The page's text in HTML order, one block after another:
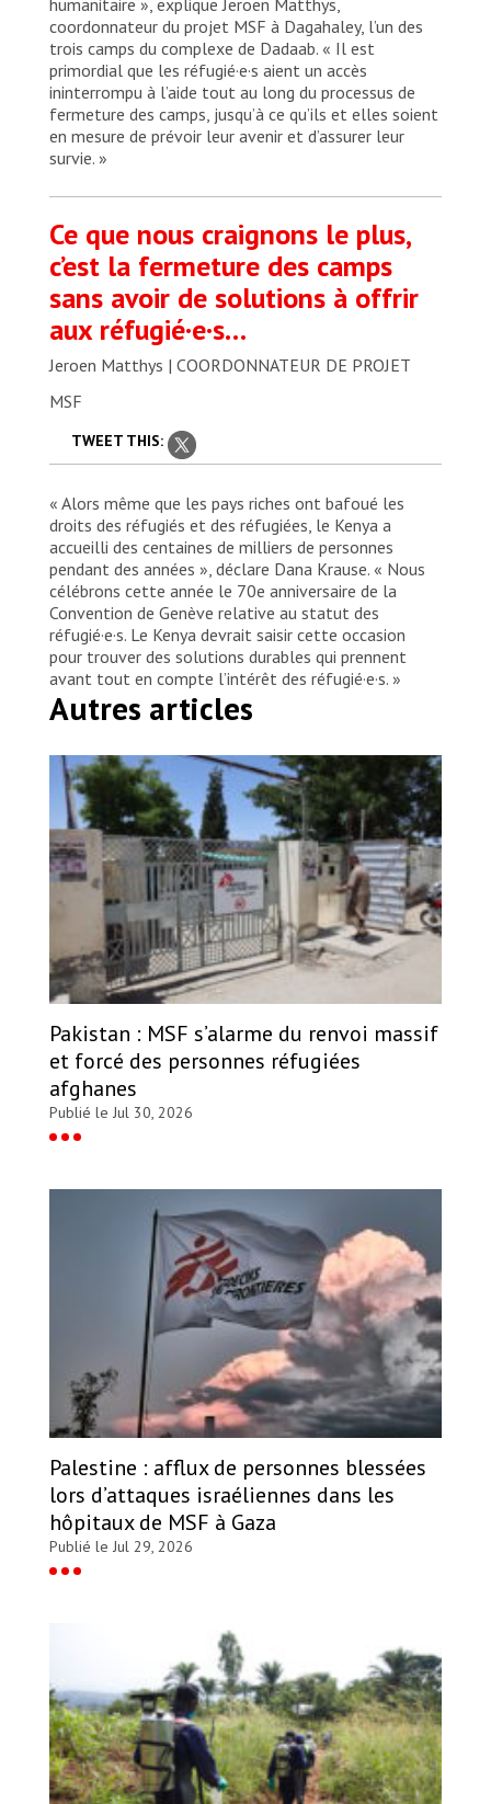
humanitaire », explique Jeroen Matthys,
coordonnateur du projet MSF à Dagahaley, l’un des
trois camps du complexe de Dadaab. « Il est
primordial que les réfugié·e·s aient un accès
ininterrompu à l’aide tout au long du processus de
fermeture des camps, jusqu’à ce qu’ils et elles soient
en mesure de prévoir leur avenir et d’assurer leur
survie. »
Ce que nous craignons le plus,
c’est la fermeture des camps
sans avoir de solutions à offrir
aux réfugié·e·s…
Jeroen Matthys | COORDONNATEUR DE PROJET
MSF
TWEET THIS:
« Alors même que les pays riches ont bafoué les
droits des réfugiés et des réfugiées, le Kenya a
accueilli des centaines de milliers de personnes
pendant des années », déclare Dana Krause. « Nous
célébrons cette année le 70e anniversaire de la
Convention de Genève relative au statut des
réfugié·e·s. Le Kenya devrait saisir cette occasion
pour trouver des solutions durables qui prennent
avant tout en compte l’intérêt des réfugié·e·s. »
Autres articles
Pakistan : MSF s’alarme du renvoi massif
et forcé des personnes réfugiées
afghanes
Publié le Jul 30, 2026
Palestine : afflux de personnes blessées
lors d’attaques israéliennes dans les
hôpitaux de MSF à Gaza
Publié le Jul 29, 2026